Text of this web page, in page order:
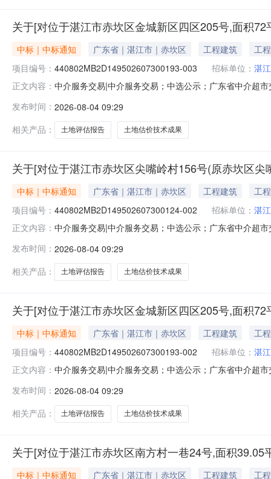
关于[对位于湛江市赤坎区金城新区四区205号,面积
中标｜中标通知 广东省｜湛江市｜赤坎区 工程建筑
工程
项目编号： 440802MB2D149502607300193-003 招标单位： 湛
正文内容： 中介服务交易|中介服务交易；中选公示；广东省中介超
务金额：暂不做评估与测算金额说明：本次采购服务金
〔2024〕340号）
发布时间： 2026-08-04 09:29
相关产品：
土地评估报告 土地估价技术成果
关于[对位于湛江市赤坎区尖嘴岭村156号(原赤坎区
中标｜中标通知 广东省｜湛江市｜赤坎区 工程建筑
工程
项目编号： 440802MB2D149502607300124-002 招标单位： 湛
正文内容： 中介服务交易|中介服务交易；中选公示；广东省中介超
成果投资审批项目编码：服务金额：暂不做评估与测算
（湛自然资
发布时间： 2026-08-04 09:29
相关产品：
土地评估报告 土地估价技术成果
关于[对位于湛江市赤坎区金城新区四区205号,面积
中标｜中标通知 广东省｜湛江市｜赤坎区 工程建筑
工程
项目编号： 440802MB2D149502607300193-002 招标单位： 湛
正文内容： 中介服务交易|中介服务交易；中选公示；广东省中介超
务金额：暂不做评估与测算金额说明：本次采购服务金
〔2024〕340号）
发布时间： 2026-08-04 09:29
相关产品：
土地评估报告 土地估价技术成果
关于[对位于湛江市赤坎区南方村一巷24号,面积
中标｜中标通知 广东省｜湛江市｜赤坎区 工程建筑
工程